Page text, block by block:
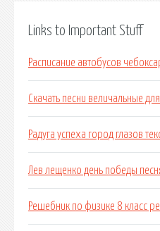
Links to Important Stuff
Расписание автобусов
Скачать песни величальные
Радуга успеха город глазов
Лев лещенко день победы
Решебник по физике 8 класс